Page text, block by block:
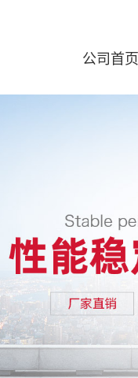
公司首页